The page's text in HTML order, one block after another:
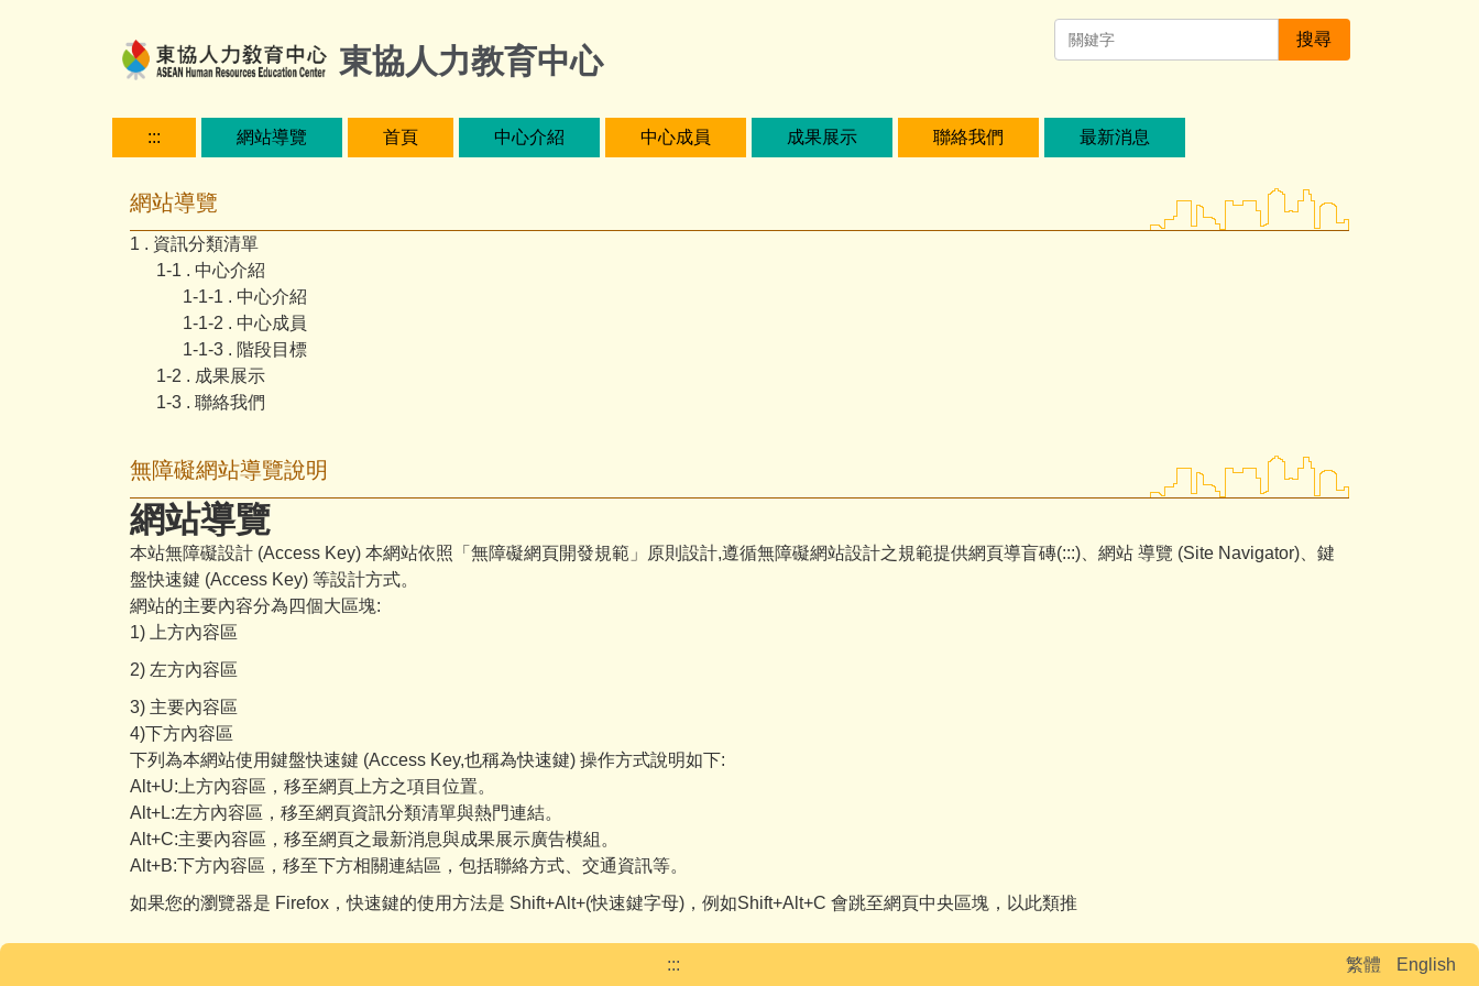
東協人力教育中心
搜尋
::: 網站導覽 首頁 中心介紹 中心成員 成果展示 聯絡我們 最新消息
網站導覽
1 . 資訊分類清單
1-1 . 中心介紹
1-1-1 . 中心介紹
1-1-2 . 中心成員
1-1-3 . 階段目標
1-2 . 成果展示
1-3 . 聯絡我們
無障礙網站導覽說明
網站導覽
本站無障礙設計 (Access Key) 本網站依照「無障礙網頁開發規範」原則設計,遵循無障礙網站設計之規範提供網頁導盲磚(:::)、網站 導覽 (Site Navigator)、鍵
盤快速鍵 (Access Key) 等設計方式。
網站的主要內容分為四個大區塊:
1) 上方內容區
2) 左方內容區
3) 主要內容區
4)下方內容區
下列為本網站使用鍵盤快速鍵 (Access Key,也稱為快速鍵) 操作方式說明如下:
Alt+U:上方內容區，移至網頁上方之項目位置。
Alt+L:左方內容區，移至網頁資訊分類清單與熱門連結。
Alt+C:主要內容區，移至網頁之最新消息與成果展示廣告模組。
Alt+B:下方內容區，移至下方相關連結區，包括聯絡方式、交通資訊等。
如果您的瀏覽器是 Firefox，快速鍵的使用方法是 Shift+Alt+(快速鍵字母)，例如Shift+Alt+C 會跳至網頁中央區塊，以此類推
繁體 English
:::